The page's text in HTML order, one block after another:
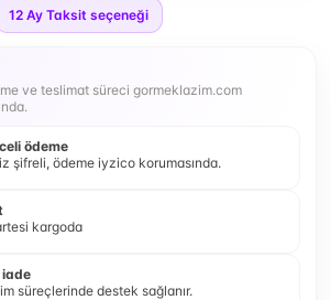
12 Ay Taksit seçeneği
ve teslimat süreci gormeklazim.com
ödeme
şifreli, ödeme iyzico korumasında.
kargoda
iade
süreçlerinde destek sağlanır.